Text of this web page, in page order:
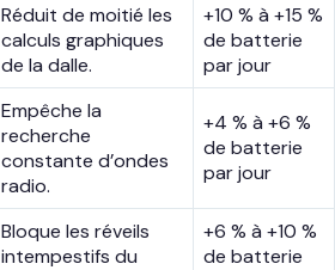
Réduit de moitié les
calculs graphiques
de la dalle.
+10 % à +15 %
de batterie
par jour
Empêche la
recherche
constante d’ondes
radio.
+4 % à +6 %
de batterie
par jour
Bloque les réveils
intempestifs du
+6 % à +10 %
de batterie